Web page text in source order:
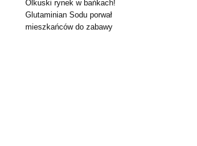
Olkuski rynek w bańkach!
Glutaminian Sodu porwał
mieszkańców do zabawy